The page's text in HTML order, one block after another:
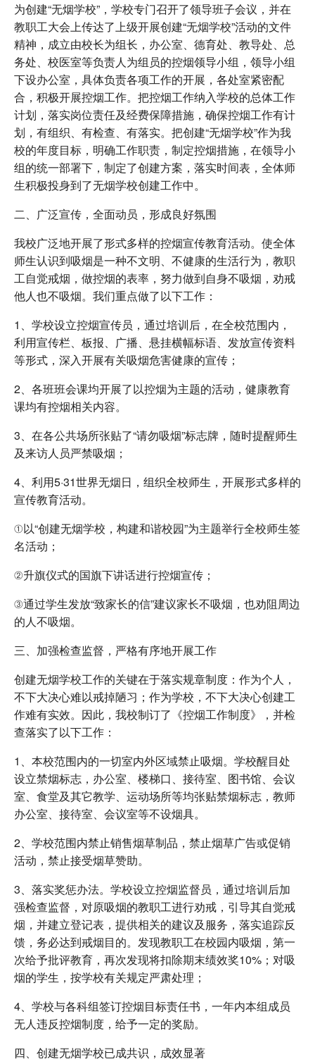
为创建“无烟学校”，学校专门召开了领导班子会议，并在
教职工大会上传达了上级开展创建“无烟学校”活动的文件
精神，成立由校长为组长，办公室、德育处、教导处、总
务处、校医室等负责人为组员的控烟领导小组，领导小组
下设办公室，具体负责各项工作的开展，各处室紧密配
合，积极开展控烟工作。把控烟工作纳入学校的总体工作
计划，落实岗位责任及经费保障措施，确保控烟工作有计
划，有组织、有检查、有落实。把创建“无烟学校”作为我
校的年度目标，明确工作职责，制定控烟措施，在领导小
组的统一部署下，制定了创建方案，落实时间表，全体师
生积极投身到了无烟学校创建工作中。
二、广泛宣传，全面动员，形成良好氛围
我校广泛地开展了形式多样的控烟宣传教育活动。使全体
师生认识到吸烟是一种不文明、不健康的生活行为，教职
工自觉戒烟，做控烟的表率，努力做到自身不吸烟，劝戒
他人也不吸烟。我们重点做了以下工作：
1、学校设立控烟宣传员，通过培训后，在全校范围内，
利用宣传栏、板报、广播、悬挂横幅标语、发放宣传资料
等形式，深入开展有关吸烟危害健康的宣传；
2、各班班会课均开展了以控烟为主题的活动，健康教育
课均有控烟相关内容。
3、在各公共场所张贴了“请勿吸烟”标志牌，随时提醒师生
及来访人员严禁吸烟；
4、利用5·31世界无烟日，组织全校师生，开展形式多样的
宣传教育活动。
①以“创建无烟学校，构建和谐校园”为主题举行全校师生签
名活动；
②升旗仪式的国旗下讲话进行控烟宣传；
③通过学生发放“致家长的信”建议家长不吸烟，也劝阻周边
的人不吸烟。
三、加强检查监督，严格有序地开展工作
创建无烟学校工作的关键在于落实规章制度：作为个人，
不下大决心难以戒掉陋习；作为学校，不下大决心创建工
作难有实效。因此，我校制订了《控烟工作制度》，并检
查落实了以下工作：
1、本校范围内的一切室内外区域禁止吸烟。学校醒目处
设立禁烟标志，办公室、楼梯口、接待室、图书馆、会议
室、食堂及其它教学、运动场所等均张贴禁烟标志，教师
办公室、接待室、会议室等不设烟具。
2、学校范围内禁止销售烟草制品，禁止烟草广告或促销
活动，禁止接受烟草赞助。
3、落实奖惩办法。学校设立控烟监督员，通过培训后加
强检查监督，对原吸烟的教职工进行劝戒，引导其自觉戒
烟，并建立登记表，提供相关的建议及服务，落实追踪反
馈，务必达到戒烟目的。发现教职工在校园内吸烟，第一
次给予批评教育，再次发现将扣除期末绩效奖10%；对吸
烟的学生，按学校有关规定严肃处理；
4、学校与各科组签订控烟目标责任书，一年内本组成员
无人违反控烟制度，给予一定的奖励。
四、创建无烟学校已成共识，成效显著